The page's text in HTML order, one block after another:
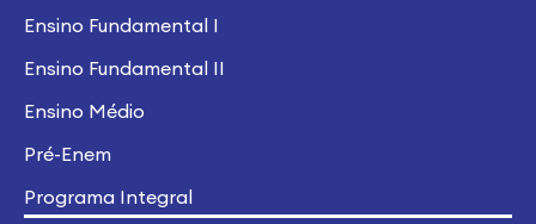
Ensino Fundamental I
Ensino Fundamental II
Ensino Médio
Pré-Enem
Programa Integral